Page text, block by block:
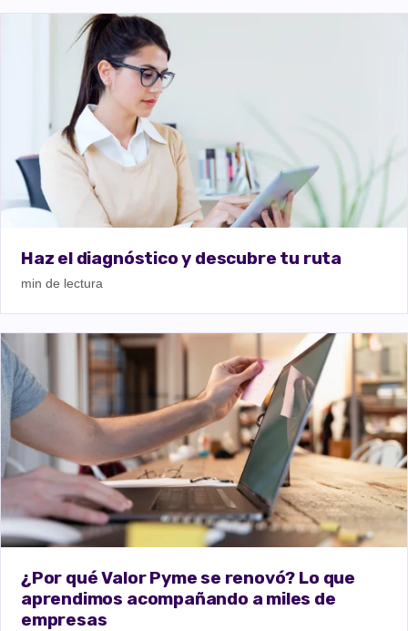
Haz el diagnóstico y descubre tu ruta
min de lectura
¿Por qué Valor Pyme se renovó? Lo que
aprendimos acompañando a miles de
empresas